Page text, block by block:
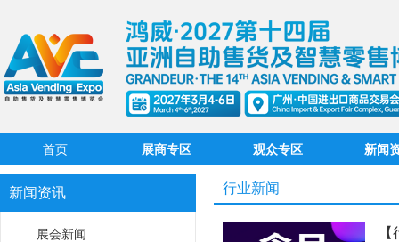
首页 展商专区 观众专区 新闻
新闻资讯
展会新闻
行业新闻